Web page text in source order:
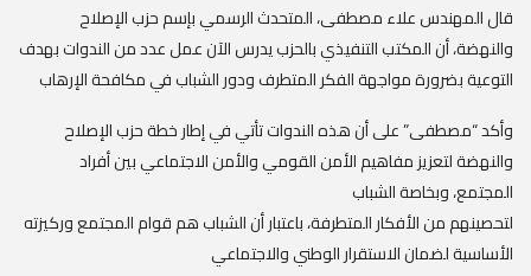
قال المهندس علاء مصطفى، المتحدث الرسمي بإسم حزب الإصلاح
والنهضة، أن المكتب التنفيذي بالحزب يدرس الآن عمل عدد من الندوات بهدف
التوعية بضرورة مواجهة الفكر المتطرف ودور الشباب في مكافحة الإرهاب
وأكد “مصطفى” على أن هذه الندوات تأتي في إطار خطة حزب الإصلاح
والنهضة لتعزيز مفاهيم الأمن القومي والأمن الاجتماعي بين أفراد
المجتمع، وبخاصة الشباب
لتحصينهم من الأفكار المتطرفة، باعتبار أن الشباب هم قوام المجتمع وركيزته
الأساسية لضمان الاستقرار الوطني والاجتماعي